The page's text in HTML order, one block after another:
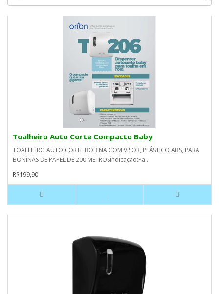
Toalheiro Auto Corte Compacto Baby
TOALHEIRO AUTO CORTE BOBINA COM VISOR, PLÁSTICO ABS, PARA
BONINAS DE PAPEL DE 200 METROSIndicação:Pa..
R$199,90